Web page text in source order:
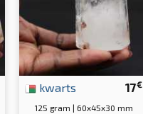
17€
kwarts
125 gram | 60x45x30 mm